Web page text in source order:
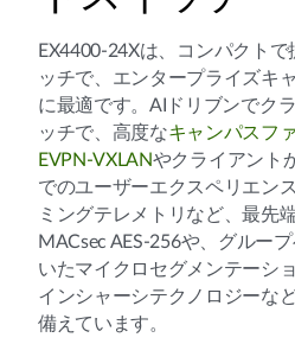
EX4400-24Xは、コンパクト
ッチで、エンタープライズキ
に最適です。AIドリブンでク
ッチで、高度なキャンパスフ
EVPN-VXLANやクライアント
でのユーザーエクスペリエン
ミングテレメトリなど、最先
MACsec AES-256や、グルー
いたマイクロセグメンテーシ
インシャーシテクノロジーな
備えています。